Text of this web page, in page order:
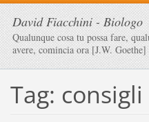
David Fiacchini - Biologo
Qualunque cosa tu possa fare,
avere, comincia ora [J.W. Goethe]
Tag: